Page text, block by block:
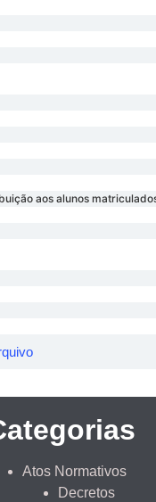
aos alunos
Atos Normativos
Decretos